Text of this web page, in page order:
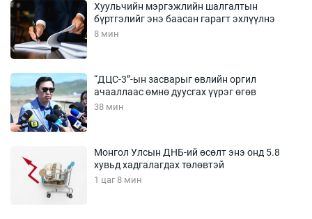
Хуульчийн мэргэжлийн шалгалтын
бүртгэлийг энэ баасан гарагт эхлүүлнэ
8 мин
“ДЦС-3”-ын засварыг өвлийн оргил
ачааллаас өмнө дуусгах үүрэг өгөв
38 мин
Монгол Улсын ДНБ-ий өсөлт энэ онд 5.8
хувьд хадгалагдах төлөвтэй
1 цаг 8 мин